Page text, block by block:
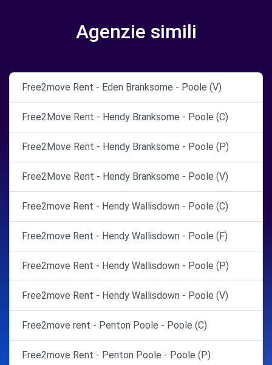
Agenzie simili
Free2move Rent - Eden Branksome - Poole (V)
Free2Move Rent - Hendy Branksome - Poole (C)
Free2Move Rent - Hendy Branksome - Poole (P)
Free2Move Rent - Hendy Branksome - Poole (V)
Free2move Rent - Hendy Wallisdown - Poole (C)
Free2move Rent - Hendy Wallisdown - Poole (F)
Free2move Rent - Hendy Wallisdown - Poole (P)
Free2move Rent - Hendy Wallisdown - Poole (V)
Free2move rent - Penton Poole - Poole (C)
Free2move Rent - Penton Poole - Poole (P)